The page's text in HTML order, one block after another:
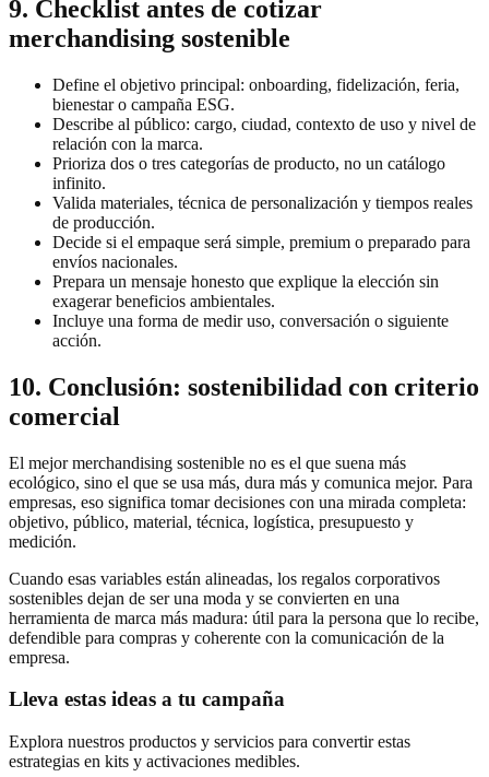
9. Checklist antes de cotizar
merchandising sostenible
Define el objetivo principal: onboarding, fidelización, feria,
bienestar o campaña ESG.
Describe al público: cargo, ciudad, contexto de uso y nivel de
relación con la marca.
Prioriza dos o tres categorías de producto, no un catálogo
infinito.
Valida materiales, técnica de personalización y tiempos reales
de producción.
Decide si el empaque será simple, premium o preparado para
envíos nacionales.
Prepara un mensaje honesto que explique la elección sin
exagerar beneficios ambientales.
Incluye una forma de medir uso, conversación o siguiente
acción.
10. Conclusión: sostenibilidad con criterio
comercial
El mejor merchandising sostenible no es el que suena más
ecológico, sino el que se usa más, dura más y comunica mejor. Para
empresas, eso significa tomar decisiones con una mirada completa:
objetivo, público, material, técnica, logística, presupuesto y
medición.
Cuando esas variables están alineadas, los regalos corporativos
sostenibles dejan de ser una moda y se convierten en una
herramienta de marca más madura: útil para la persona que lo recibe,
defendible para compras y coherente con la comunicación de la
empresa.
Lleva estas ideas a tu campaña
Explora nuestros productos y servicios para convertir estas
estrategias en kits y activaciones medibles.